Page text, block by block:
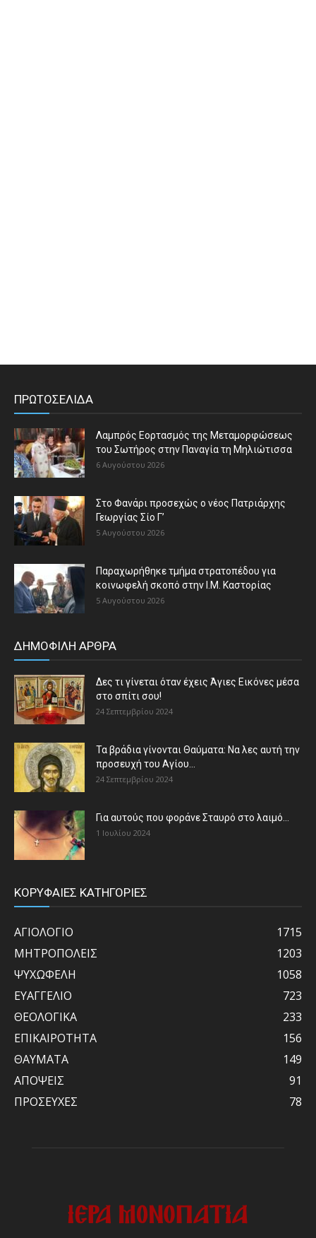
ΠΡΩΤΟΣΕΛΙΔΑ
Λαμπρός Εορτασμός της Μεταμορφώσεως
του Σωτήρος στην Παναγία τη Μηλιώτισσα
6 Αυγούστου 2026
Στο Φανάρι προσεχώς ο νέος Πατριάρχης
Γεωργίας Σίο Γ’
5 Αυγούστου 2026
Παραχωρήθηκε τμήμα στρατοπέδου για
κοινωφελή σκοπό στην Ι.Μ. Καστορίας
5 Αυγούστου 2026
ΔΗΜΟΦΙΛΗ ΑΡΘΡΑ
Δες τι γίνεται όταν έχεις Άγιες Εικόνες μέσα
στο σπίτι σου!
24 Σεπτεμβρίου 2024
Τα βράδια γίνονται Θαύματα: Να λες αυτή την
προσευχή του Αγίου...
24 Σεπτεμβρίου 2024
Για αυτούς που φοράνε Σταυρό στο λαιμό…
1 Ιουλίου 2024
ΚΟΡΥΦΑΙΕΣ ΚΑΤΗΓΟΡΙΕΣ
ΑΓΙΟΛΟΓΙΟ
1715
ΜΗΤΡΟΠΟΛΕΙΣ
1203
ΨΥΧΩΦΕΛΗ
1058
ΕΥΑΓΓΕΛΙΟ
723
ΘΕΟΛΟΓΙΚΑ
233
ΕΠΙΚΑΙΡΟΤΗΤΑ
156
ΘΑΥΜΑΤΑ
149
ΑΠΟΨΕΙΣ
91
ΠΡΟΣΕΥΧΕΣ
78